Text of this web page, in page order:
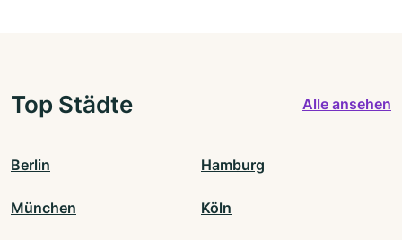
Top Städte Alle ansehen
Berlin Hamburg
München Köln